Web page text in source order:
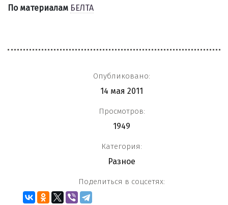
По материалам БЕЛТА
Опубликовано:
14 мая 2011
Просмотров:
1949
Категория:
Разное
Поделиться в соцсетях: